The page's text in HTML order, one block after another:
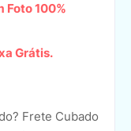
Foto 100%
Grátis.
Frete Cubado